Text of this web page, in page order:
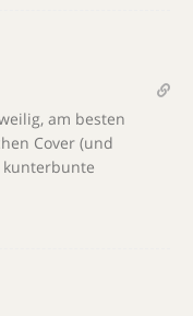
am besten
Cover (und
kunterbunte